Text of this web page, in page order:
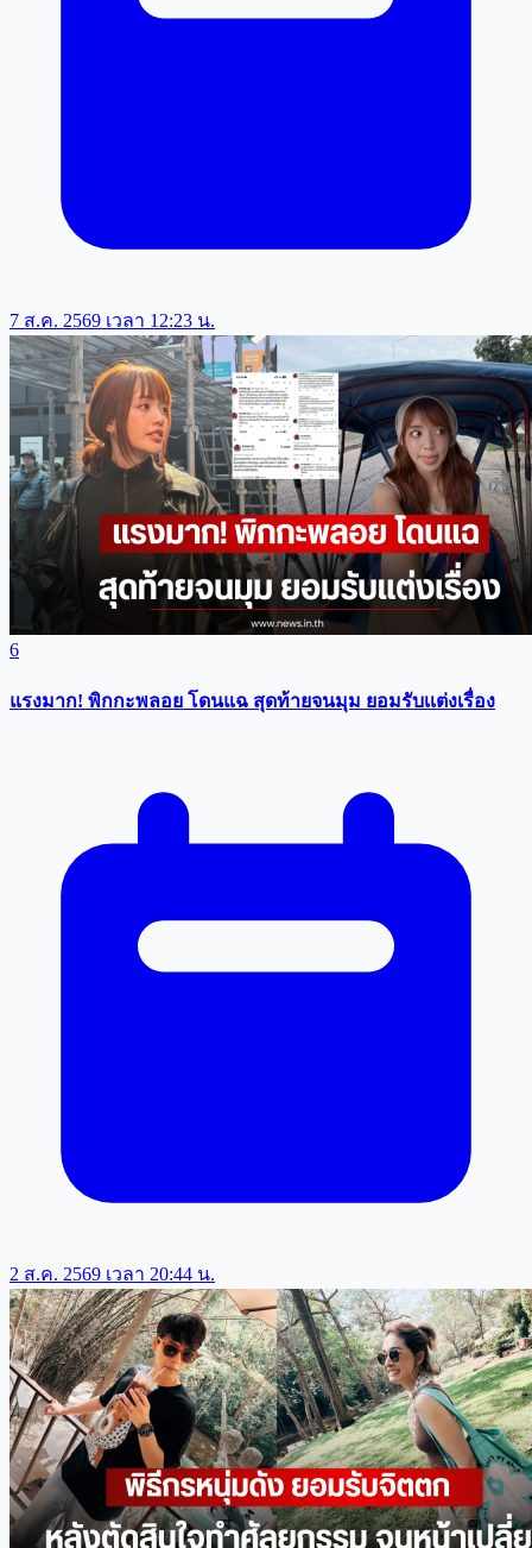
7 ส.ค. 2569 เวลา 12:23 น.
6
แรงมาก! พิกกะพลอย โดนแฉ สุดท้ายจนมุม ยอมรับเเต่งเรื่อง
2 ส.ค. 2569 เวลา 20:44 น.